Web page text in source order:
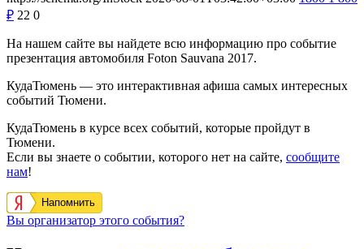
₽ 22 0
На нашем сайте вы найдете всю информацию про событие
презентация автомобиля Foton Sauvana 2017.
КудаТюмень — это интерактивная афиша самых интересных
событий Тюмени.
КудаТюмень в курсе всех событий, которые пройдут в
Тюмени.
Если вы знаете о событии, которого нет на сайте, сообщите
нам!
Напомнить
Вы организатор этого события?